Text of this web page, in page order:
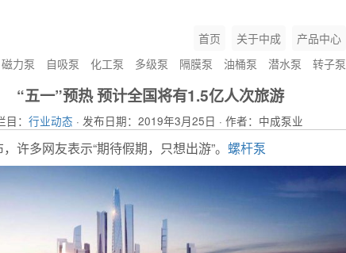
首页 关于中成 产品中心
磁力泵 自吸泵 化工泵 多级泵 隔膜泵 油桶泵 潜水泵 转子泵
“五一”预热 预计全国将有1.5亿人次旅游
目： 行业动态 · 发布日期：2019年3月25日 · 作者：中成泵业
许多网友表示“期待假期，只想出游”。 螺杆泵